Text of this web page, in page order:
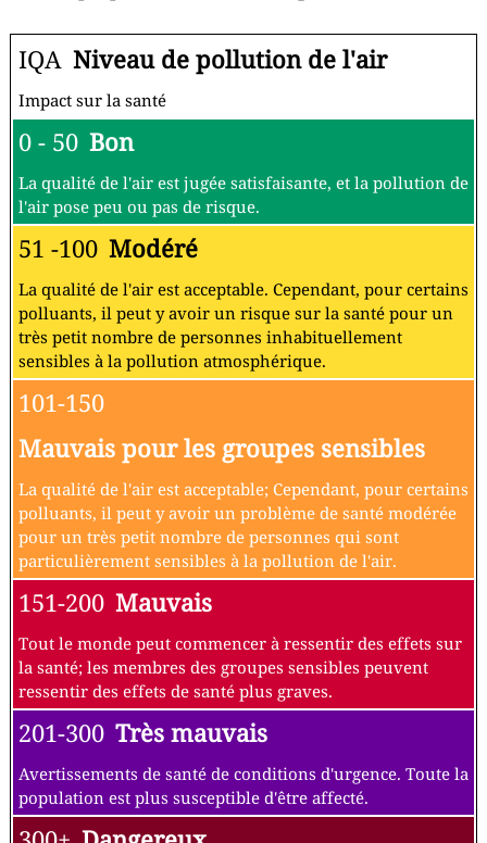
IQA Niveau de pollution de l'air
Impact sur la santé
0 - 50 Bon
La qualité de l'air est jugée satisfaisante, et la pollution de
l'air pose peu ou pas de risque.
51 -100 Modéré
La qualité de l'air est acceptable. Cependant, pour certains
polluants, il peut y avoir un risque sur la santé pour un
très petit nombre de personnes inhabituellement
sensibles à la pollution atmosphérique.
101-150
Mauvais pour les groupes sensibles
La qualité de l'air est acceptable; Cependant, pour certains
polluants, il peut y avoir un problème de santé modérée
pour un très petit nombre de personnes qui sont
particulièrement sensibles à la pollution de l'air.
151-200 Mauvais
Tout le monde peut commencer à ressentir des effets sur
la santé; les membres des groupes sensibles peuvent
ressentir des effets de santé plus graves.
201-300 Très mauvais
Avertissements de santé de conditions d'urgence. Toute la
population est plus susceptible d'être affecté.